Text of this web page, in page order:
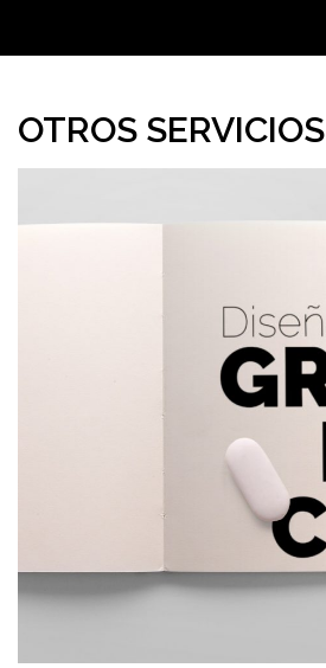
OTROS SERVICIOS